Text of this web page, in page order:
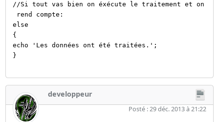
//Si tout vas bien on éxécute le traitement et on
rend compte:
else
{
echo 'Les données ont été traitées.';
}
developpeur
Posté : 29 déc. 2013 à 21:22